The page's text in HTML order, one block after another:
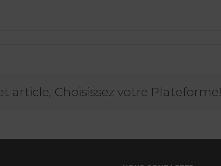
article, Choisissez votre Plateforme!